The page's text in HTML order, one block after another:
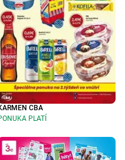
CBA
PLATÍ